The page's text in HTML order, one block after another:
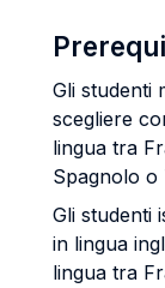
Gli studenti
scegliere
lingua tra
Spagnolo o
Gli studenti
in lingua
lingua tra